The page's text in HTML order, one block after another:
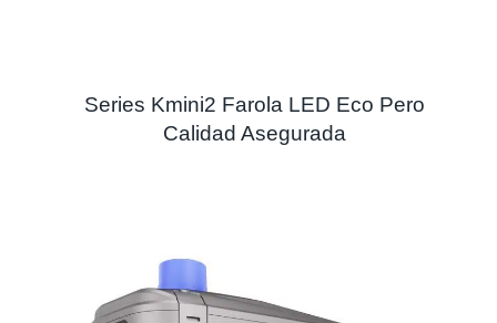
Series Kmini2 Farola LED Eco Pero
Calidad Asegurada